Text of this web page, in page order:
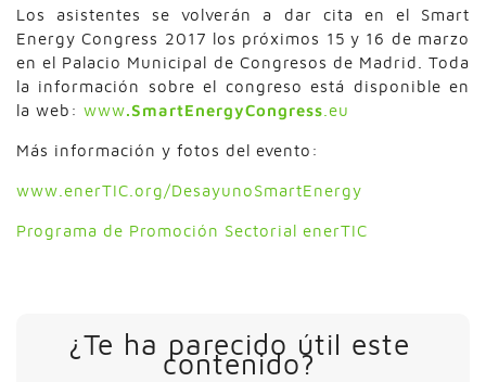
Los asistentes se volverán a dar cita en el Smart
Energy Congress 2017 los próximos 15 y 16 de marzo
en el Palacio Municipal de Congresos de Madrid. Toda
la información sobre el congreso está disponible en
la web: www.SmartEnergyCongress .eu
Más información y fotos del evento:
www.enerTIC.org/DesayunoSmartEnergy
Programa de Promoción Sectorial enerTIC
¿Te ha parecido útil este
contenido?